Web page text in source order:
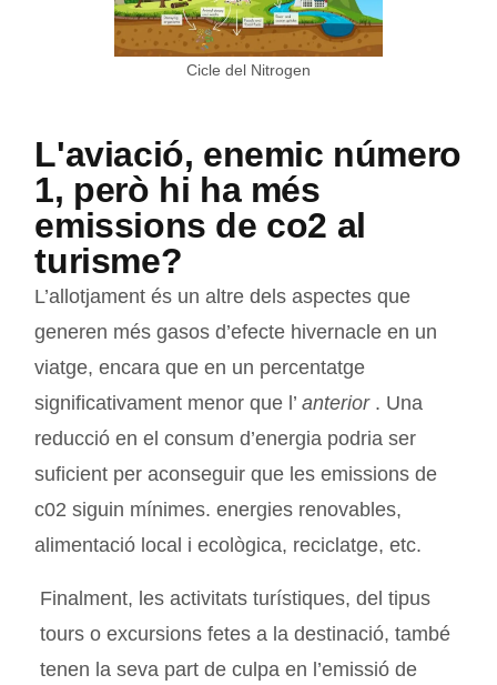
Cicle del Nitrogen
L'aviació, enemic número
1, però hi ha més
emissions de co2 al
turisme?
L’allotjament és un altre dels aspectes que
generen més gasos d’efecte hivernacle en un
viatge, encara que en un percentatge
significativament menor que l’anterior. Una
reducció en el consum d’energia podria ser
suficient per aconseguir que les emissions de
c02 siguin mínimes. energies renovables,
alimentació local i ecològica, reciclatge, etc.
Finalment, les activitats turístiques, del tipus
tours o excursions fetes a la destinació, també
tenen la seva part de culpa en l’emissió de